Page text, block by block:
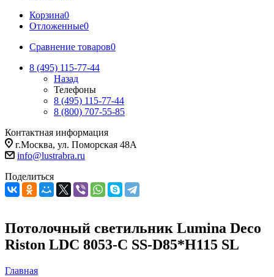
Корзина0
Отложенные0
Сравнение товаров0
8 (495) 115-77-44
Назад
Телефоны
8 (495) 115-77-44
8 (800) 707-55-85
Контактная информация
г.Москва, ул. Поморская 48А
info@lustrabra.ru
Поделиться
Потолочный светильник Lumina Deco
Riston LDC 8053-C SS-D85*H115 SL
Главная